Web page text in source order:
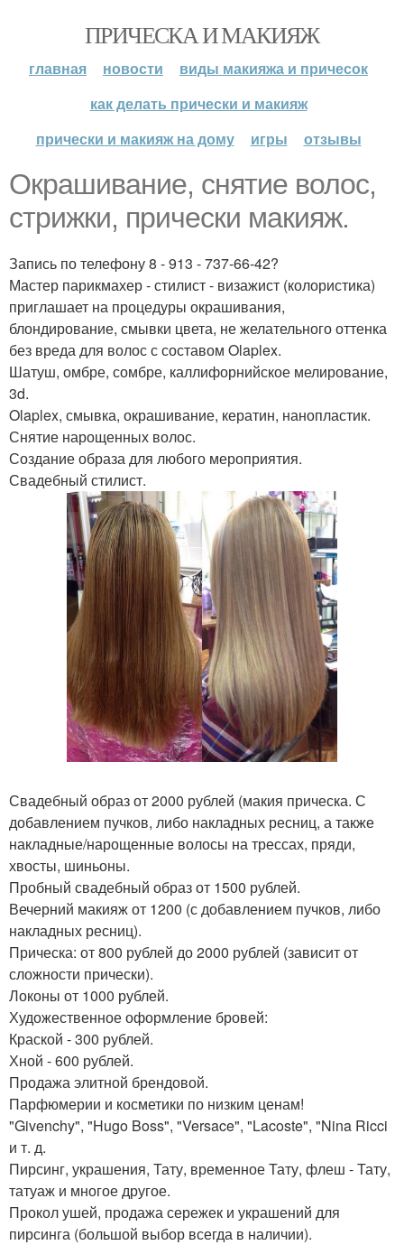
ПРИЧЕСКА И МАКИЯЖ
главная новости
виды макияжа и причесок
как делать прически и макияж
прически и макияж на дому
игры отзывы
Окрашивание, снятие волос,
стрижки, прически макияж.
Запись по телефону 8 - 913 - 737-66-42?
Мастер парикмахер - стилист - визажист (колористика)
приглашает на процедуры окрашивания,
блондирование, смывки цвета, не желательного оттенка
без вреда для волос с составом Olaplex.
Шатуш, омбре, сомбре, каллифорнийское мелирование,
3d.
Olaplex, смывка, окрашивание, кератин, нанопластик.
Снятие нарощенных волос.
Создание образа для любого мероприятия.
Свадебный стилист.
Свадебный образ от 2000 рублей (макия прическа. С
добавлением пучков, либо накладных ресниц, а также
накладные/нарощенные волосы на трессах, пряди,
хвосты, шиньоны.
Пробный свадебный образ от 1500 рублей.
Вечерний макияж от 1200 (с добавлением пучков, либо
накладных ресниц).
Прическа: от 800 рублей до 2000 рублей (зависит от
сложности прически).
Локоны от 1000 рублей.
Художественное оформление бровей:
Краской - 300 рублей.
Хной - 600 рублей.
Продажа элитной брендовой.
Парфюмерии и косметики по низким ценам!
"Givenchy", "Hugo Boss", "Versace", "Lacoste", "Nina Ricci
и т. д.
Пирсинг, украшения, Тату, временное Тату, флеш - Тату,
татуаж и многое другое.
Прокол ушей, продажа сережек и украшений для
пирсинга (большой выбор всегда в наличии).